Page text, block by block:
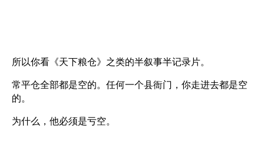
所以你看《天下粮仓》之类的半叙事半记录片。
常平仓全部都是空的。任何一个县衙门，你走进去都是空
的。
为什么，他必须是亏空。